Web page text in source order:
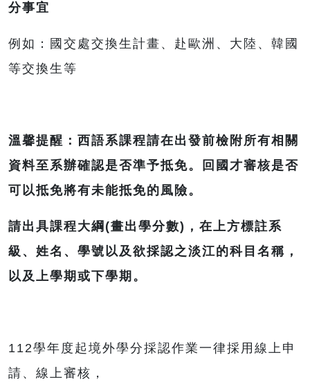
分事宜
例如：國交處交換生計畫、赴歐洲、大陸、韓國
等交換生等
溫馨提醒：西語系課程請在出發前檢附所有相關
資料至系辦確認是否準予抵免。回國才審核是否
可以抵免將有未能抵免的風險。
請出具課程大綱(畫出學分數)，在上方標註系
級、姓名、學號以及欲採認之淡江的科目名稱，
以及上學期或下學期。
112學年度起境外學分採認作業一律採用線上申
請、線上審核，